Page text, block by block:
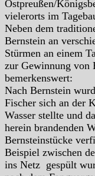
Ostpreußen/
vielerorts im
Neben dem
Bernstein an
Stürmen an einem
zur Gewinnung von
bemerkenswert:
Nach Bernstein
Fischer sich an der
Wasser stellte und
herein brandenden
Bernsteinstücke
Beispiel zwischen
ins Netz gespült